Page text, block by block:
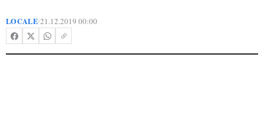
LOCALE•21.12.2019 00:00